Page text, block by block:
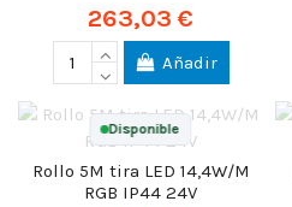
263,03 €
Añadir
Disponible
Rollo 5M tira LED 14,4W/M
RGB IP44 24V